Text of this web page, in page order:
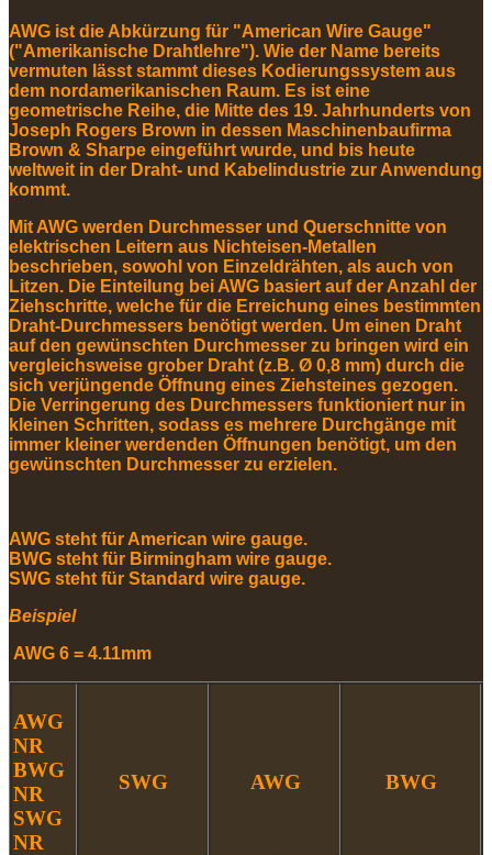
AWG ist die Abkürzung für "American Wire Gauge"
("Amerikanische Drahtlehre"). Wie der Name bereits
vermuten lässt stammt dieses Kodierungssystem aus
dem nordamerikanischen Raum. Es ist eine
geometrische Reihe, die Mitte des 19. Jahrhunderts von
Joseph Rogers Brown in dessen Maschinenbaufirma
Brown & Sharpe eingeführt wurde, und bis heute
weltweit in der Draht- und Kabelindustrie zur Anwendung
kommt.
Mit AWG werden Durchmesser und Querschnitte von
elektrischen Leitern aus Nichteisen-Metallen
beschrieben, sowohl von Einzeldrähten, als auch von
Litzen. Die Einteilung bei AWG basiert auf der Anzahl der
Ziehschritte, welche für die Erreichung eines bestimmten
Draht-Durchmessers benötigt werden. Um einen Draht
auf den gewünschten Durchmesser zu bringen wird ein
vergleichsweise grober Draht (z.B. Ø 0,8 mm) durch die
sich verjüngende Öffnung eines Ziehsteines gezogen.
Die Verringerung des Durchmessers funktioniert nur in
kleinen Schritten, sodass es mehrere Durchgänge mit
immer kleiner werdenden Öffnungen benötigt, um den
gewünschten Durchmesser zu erzielen.
AWG steht für American wire gauge.
BWG steht für Birmingham wire gauge.
SWG steht für Standard wire gauge.
Beispiel
AWG 6 = 4.11mm
AWG
NR
BWG
NR
SWG
NR
SWG AWG BWG